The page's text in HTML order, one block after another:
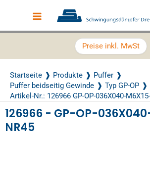
Main Menu
Preise inkl. MwSt
Startseite Produkte
Puffer
Puffer beidseitig Gewinde
Typ GP-OP
Artikel-Nr.: 126966 GP-OP-036X040-
126966 - GP-OP-
NR45